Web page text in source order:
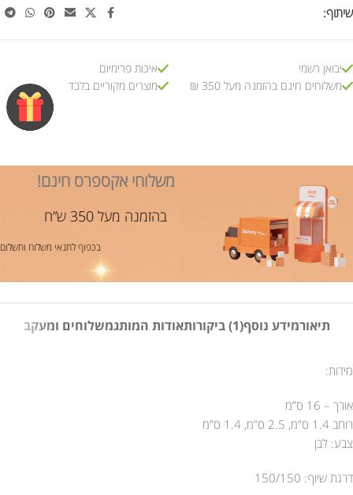
שיתוף:
יבואן רשמי
משלוחים חינם בהזמנה מעל 350 ₪
איכות פרימיום
מוצרים מקוריים בלבד
משלוחי אקספרס חינם!
בהזמנה מעל 350 ש”ח
בכפוף לתנאי משלוח ותשלום
תיאורמידע נוסף(1) ביקורות אודות המותגמשלוחים ומעקב
מידות:
אורך – 16 ס”מ
רוחב 1.4 ס”מ, 2.5 ס”מ, 1.4 ס”מ
צבע: לבן
דרגת שיוף: 150/150